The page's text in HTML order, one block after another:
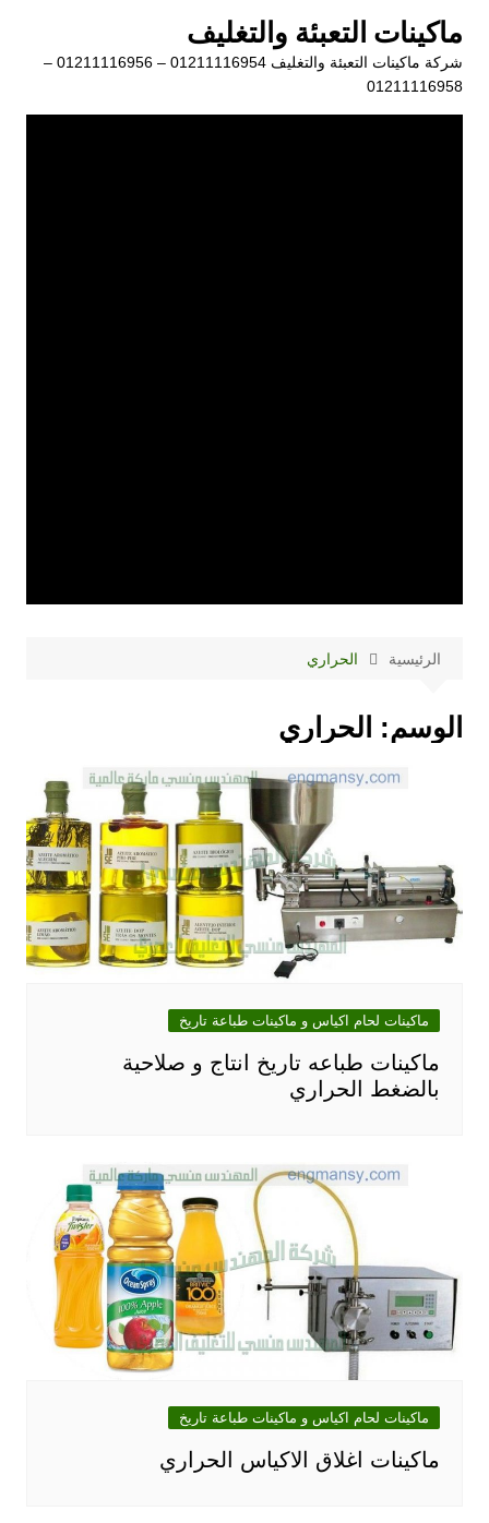
المحتوى
ماكينات التعبئة والتغليف
شركة ماكينات التعبئة والتغليف 01211116954 – 01211116956 –
01211116958
الرئيسية الحراري
الوسم: الحراري
ماكينات لحام اكياس و ماكينات طباعة تاريخ
ماكينات طباعه تاريخ انتاج و صلاحية
بالضغط الحراري
ماكينات لحام اكياس و ماكينات طباعة تاريخ
ماكينات اغلاق الاكياس الحراري